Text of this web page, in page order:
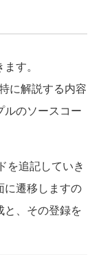
す。
に解説する内容
ルのソースコー
を追記していき
に遷移しますの
と、その登録を